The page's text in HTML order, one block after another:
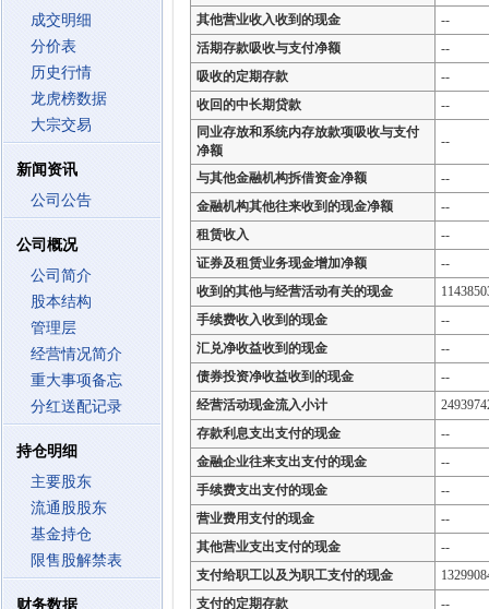
成交明细
分价表
历史行情
龙虎榜数据
大宗交易
新闻资讯
公司公告
公司概况
公司简介
股本结构
管理层
经营情况简介
重大事项备忘
分红送配记录
持仓明细
主要股东
流通股股东
基金持仓
限售股解禁表
财务数据
其他营业收入收到的现金
--
活期存款吸收与支付净额
--
吸收的定期存款
--
收回的中长期贷款
--
同业存放和系统内存放款项吸收与支付
净额
--
与其他金融机构拆借资金净额
--
金融机构其他往来收到的现金净额
--
租赁收入
--
证券及租赁业务现金增加净额
--
收到的其他与经营活动有关的现金
手续费收入收到的现金
--
汇兑净收益收到的现金
--
债券投资净收益收到的现金
--
经营活动现金流入小计
存款利息支出支付的现金
--
金融企业往来支出支付的现金
--
手续费支出支付的现金
--
营业费用支付的现金
--
其他营业支出支付的现金
--
支付给职工以及为职工支付的现金
支付的定期存款
--